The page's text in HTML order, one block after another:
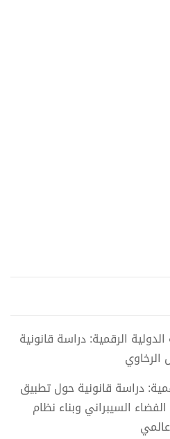
الرقمية: دراسة قانونية
دراسة قانونية حول تطبيق
السيبراني وبناء نظام